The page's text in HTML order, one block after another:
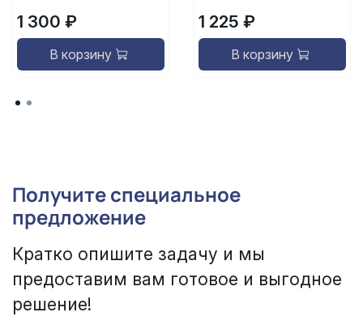
1 300 ₽
В корзину
1 225 ₽
В корзину
Получите специальное
предложение
Кратко опишите задачу и мы
предоставим вам готовое и выгодное
решение!